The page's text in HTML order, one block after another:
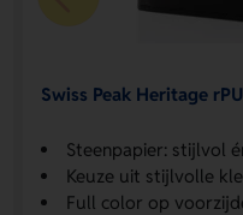
Swiss Peak Heritage
Steenpapier: stijlvol
Keuze uit stijlvolle
Full color op